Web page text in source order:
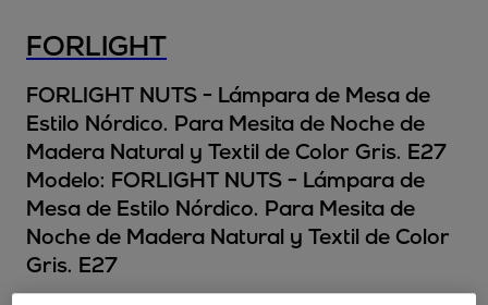
FORLIGHT
FORLIGHT NUTS - Lámpara de Mesa de
Estilo Nórdico. Para Mesita de Noche de
Madera Natural y Textil de Color Gris. E27
Modelo: FORLIGHT NUTS - Lámpara de
Mesa de Estilo Nórdico. Para Mesita de
Noche de Madera Natural y Textil de Color
Gris. E27